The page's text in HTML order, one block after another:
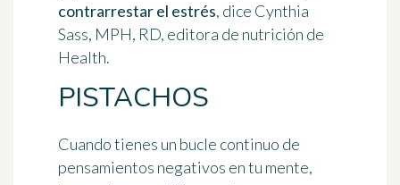
contrarrestar el estrés, dice Cynthia
Sass, MPH, RD, editora de nutrición de
Health.
PISTACHOS
Cuando tienes un bucle continuo de
pensamientos negativos en tu mente,